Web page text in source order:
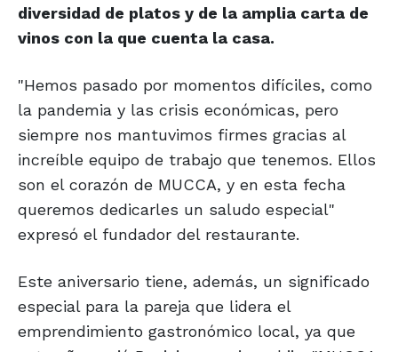
diversidad de platos y de la amplia carta de
vinos con la que cuenta la casa.
"Hemos pasado por momentos difíciles, como
la pandemia y las crisis económicas, pero
siempre nos mantuvimos firmes gracias al
increíble equipo de trabajo que tenemos. Ellos
son el corazón de MUCCA, y en esta fecha
queremos dedicarles un saludo especial"
expresó el fundador del restaurante.
Este aniversario tiene, además, un significado
especial para la pareja que lidera el
emprendimiento gastronómico local, ya que